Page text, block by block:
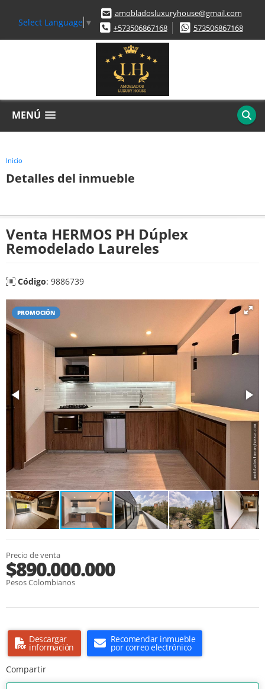
Select Language ▼
amobladosluxuryhouse@gmail.com
+573506867168
573506867168
MENÚ
Inicio
Detalles del inmueble
Venta HERMOS PH Dúplex
Remodelado Laureles
Código: 9886739
PROMOCIÓN
Precio de venta
$890.000.000
Pesos Colombianos
Descargar
información
Recomendar inmueble
por correo electrónico
Compartir